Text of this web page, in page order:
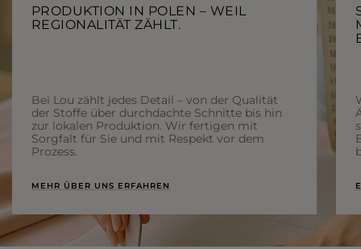
PRODUKTION IN POLEN – WEIL
REGIONALITÄT ZÄHLT.
Bei Lou zählt jedes Detail – von der Qualität
der Stoffe über durchdachte Schnitte bis hin
zur lokalen Produktion. Wir fertigen mit
Sorgfalt für Sie und mit Respekt vor dem
Prozess.
MEHR ÜBER UNS ERFAHREN